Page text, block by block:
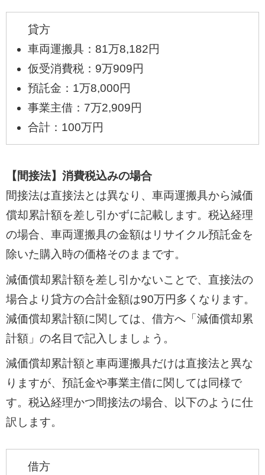
貸方
車両運搬具：81万8,182円
仮受消費税：9万909円
預託金：1万8,000円
事業主借：7万2,909円
合計：100万円
【間接法】消費税込みの場合
間接法は直接法とは異なり、車両運搬具から減価
償却累計額を差し引かずに記載します。税込経理
の場合、車両運搬具の金額はリサイクル預託金を
除いた購入時の価格そのままです。
減価償却累計額を差し引かないことで、直接法の
場合より貸方の合計金額は90万円多くなります。
減価償却累計額に関しては、借方へ「減価償却累
計額」の名目で記入しましょう。
減価償却累計額と車両運搬具だけは直接法と異な
りますが、預託金や事業主借に関しては同様で
す。税込経理かつ間接法の場合、以下のように仕
訳します。
借方